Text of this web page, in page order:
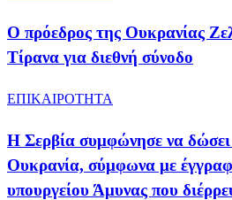
Ο πρόεδρος της Ουκρανίας
Τίρανα για διεθνή σύνοδο
ΕΠΙΚΑΙΡΟΤΗΤΑ
Η Σερβία συμφώνησε να
Ουκρανία, σύμφωνα με
υπουργείου Άμυνας που